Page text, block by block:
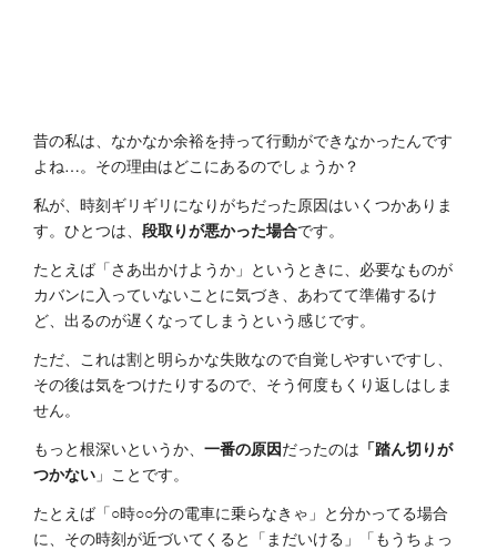
昔の私は、なかなか余裕を持って行動ができなかったんです
よね…。その理由はどこにあるのでしょうか？
私が、時刻ギリギリになりがちだった原因はいくつかありま
す。ひとつは、 段取りが悪かった場合です。
たとえば「さあ出かけようか」というときに、必要なものが
カバンに入っていないことに気づき、あわてて準備するけ
ど、出るのが遅くなってしまうという感じです。
ただ、これは割と明らかな失敗なので自覚しやすいですし、
その後は気をつけたりするので、そう何度もくり返しはしま
せん。
もっと根深いというか、 一番の原因だったのは 「踏ん切りが
つかない 」ことです。
たとえば「○時○○分の電車に乗らなきゃ」と分かってる場合
に、その時刻が近づいてくると「まだいける」「もうちょっ